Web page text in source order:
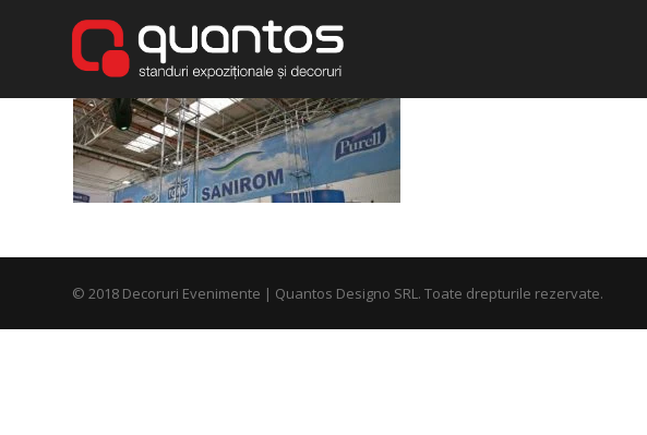
© 2018 Decoruri Evenimente | Quantos Designo SRL. Toate drepturile rezervate.